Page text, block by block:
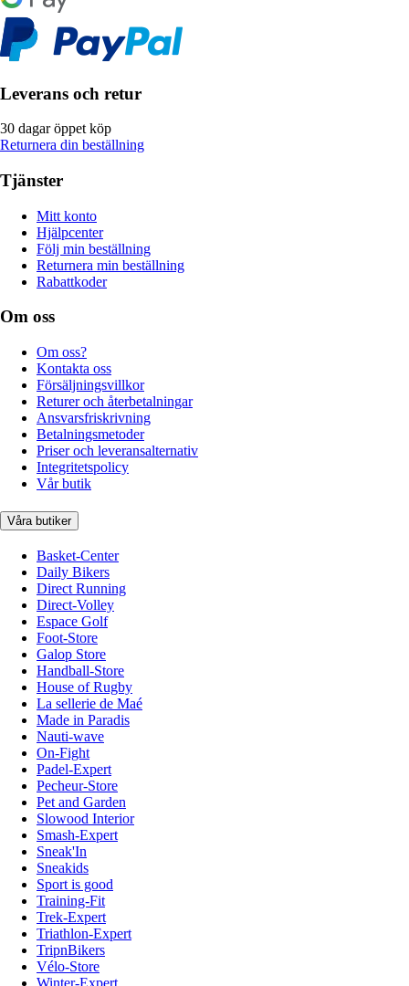
Leverans och retur
30 dagar öppet köp
Returnera din beställning
Tjänster
Mitt konto
Hjälpcenter
Följ min beställning
Returnera min beställning
Rabattkoder
Om oss
Om oss?
Kontakta oss
Försäljningsvillkor
Returer och återbetalningar
Ansvarsfriskrivning
Betalningsmetoder
Priser och leveransalternativ
Integritetspolicy
Vår butik
Våra butiker
Basket-Center
Daily Bikers
Direct Running
Direct-Volley
Espace Golf
Foot-Store
Galop Store
Handball-Store
House of Rugby
La sellerie de Maé
Made in Paradis
Nauti-wave
On-Fight
Padel-Expert
Pecheur-Store
Pet and Garden
Slowood Interior
Smash-Expert
Sneak'In
Sneakids
Sport is good
Training-Fit
Trek-Expert
Triathlon-Expert
TripnBikers
Vélo-Store
Winter-Expert